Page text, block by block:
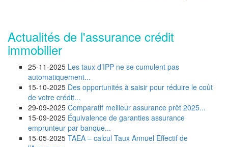
Actualités de l'assurance crédit
immobilier
25-11-2025 Les taux d’IPP ne se cumulent pas
automatiquement...
15-10-2025 Des opportunités à saisir pour réduire le coût
de votre crédit...
29-09-2025 Comparatif meilleur assurance prêt 2025...
15-09-2025 Équivalence de garanties assurance
emprunteur par banque...
15-05-2025 TAEA – calcul Taux Annuel Effectif de